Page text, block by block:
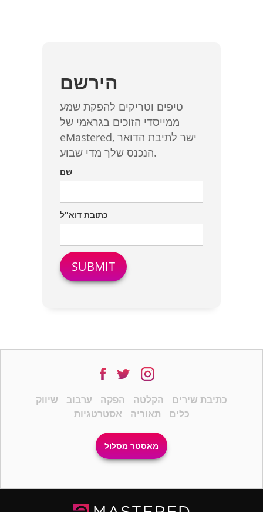
הירשם
טיפים וטריקים להפקת שמע
ממייסדי הזוכים בגראמי של
eMastered, ישר לתיבת הדואר
הנכנס שלך מדי שבוע.
שם
כתובת דוא"ל
שיווק ערבוב הפקה הקלטה
כתיבת שירים
אסטרטגיות
תאוריה כלים
מאסטר מסלול